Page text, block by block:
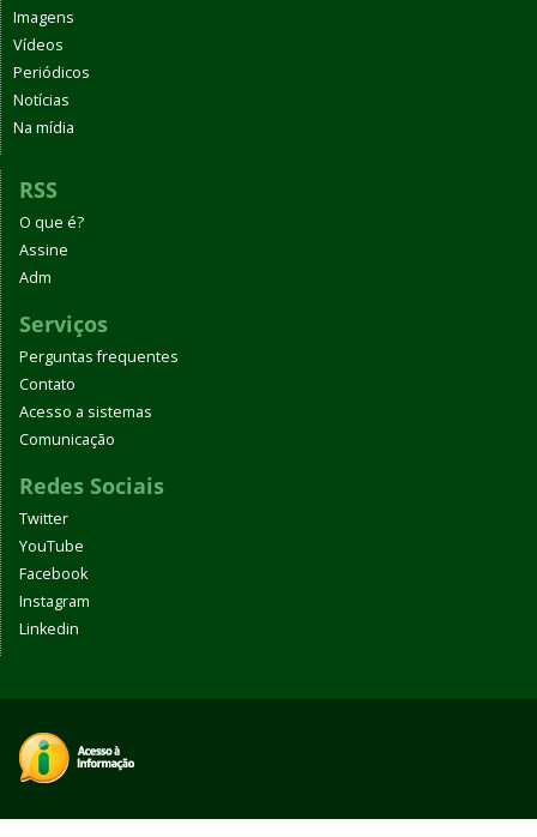
Imagens
Vídeos
Periódicos
Notícias
Na mídia
RSS
O que é?
Assine
Adm
Serviços
Perguntas frequentes
Contato
Acesso a sistemas
Comunicação
Redes Sociais
Twitter
YouTube
Facebook
Instagram
Linkedin